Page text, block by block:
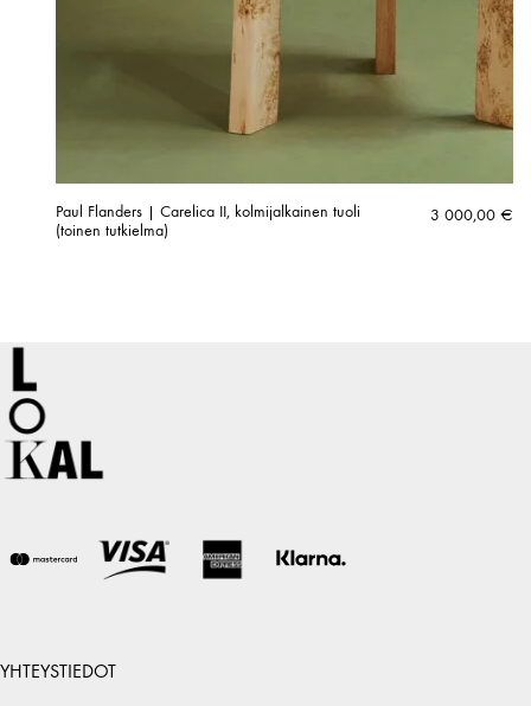
Paul Flanders | Carelica II, kolmijalkainen tuoli
(toinen tutkielma)
3 000,00 €
YHTEYSTIEDOT